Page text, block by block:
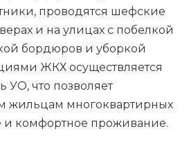
проводятся шефские
и на улицах с побелкой
бордюров и уборкой
ЖКХ осуществляется
УО, что позволяет
жильцам многоквартирных
и комфортное проживание.